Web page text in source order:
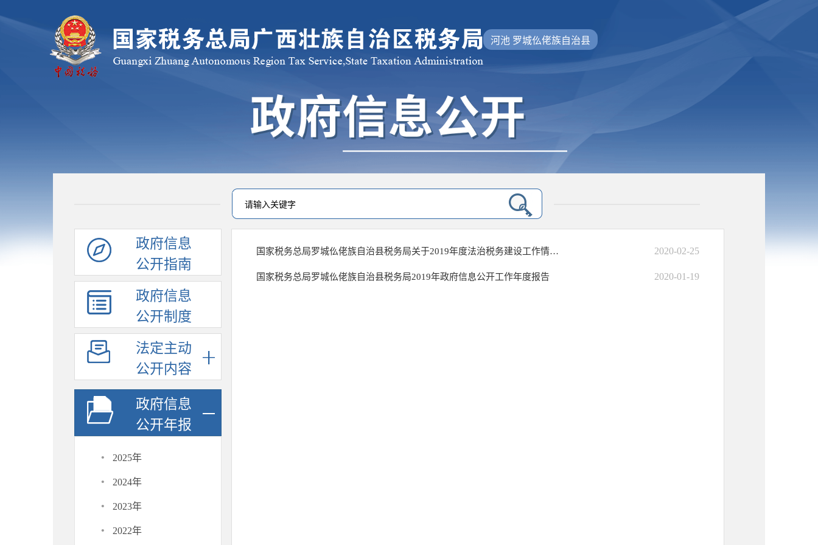
河池 罗城仫佬族自治县
政府信息
公开指南
政府信息
公开制度
法定主动
公开内容
政府信息
公开年报
· 2025年
· 2024年
· 2023年
· 2022年
国家税务总局罗城仫佬族自治县税务局关于2019年度法治税务建设工作情况的报告 2020-02-25
国家税务总局罗城仫佬族自治县税务局2019年政府信息公开工作年度报告 2020-01-19